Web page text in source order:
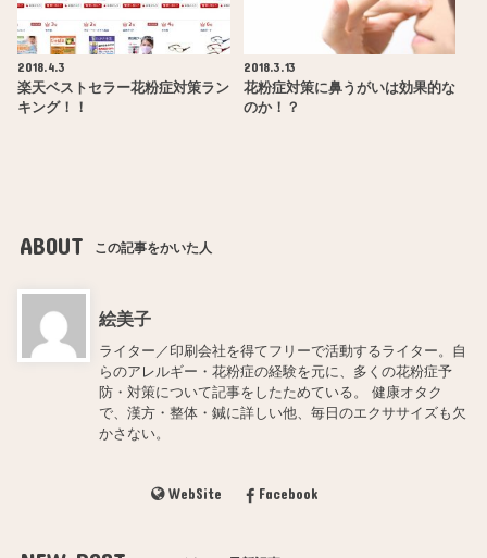
2018.4.3
楽天ベストセラー花粉症対策ラン
キング！！
2018.3.13
花粉症対策に鼻うがいは効果的な
のか！？
ABOUT この記事をかいた人
絵美子
ライター／印刷会社を得てフリーで活動するライター。自
らのアレルギー・花粉症の経験を元に、多くの花粉症予
防・対策について記事をしたためている。 健康オタク
で、漢方・整体・鍼に詳しい他、毎日のエクササイズも欠
かさない。
WebSite Facebook